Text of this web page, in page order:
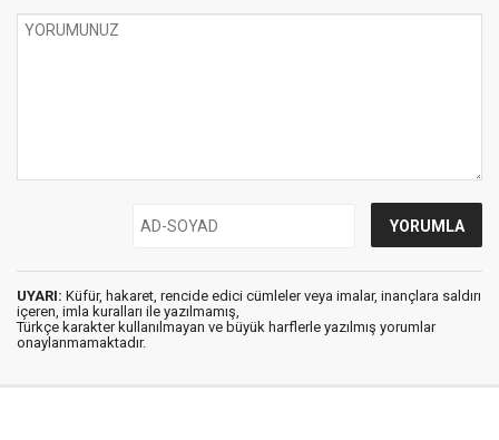
UYARI: Küfür, hakaret, rencide edici cümleler veya imalar, inançlara saldırı
içeren, imla kuralları ile yazılmamış,
Türkçe karakter kullanılmayan ve büyük harflerle yazılmış yorumlar
onaylanmamaktadır.